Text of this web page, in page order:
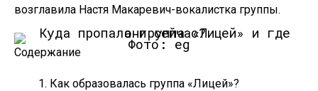
возглавила Настя Макаревич-вокалистка группы.
Фото: eg
Содержание
Как образовалась группа «Лицей»?